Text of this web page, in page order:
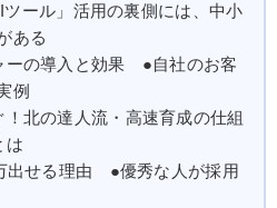
ール」活用の裏側には、中小
ある
ーの導入と効果 ●自社のお客
例
北の達人流・高速育成の仕組
は
出せる理由 ●優秀な人が採用